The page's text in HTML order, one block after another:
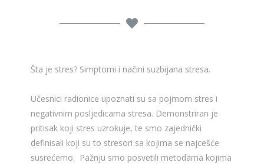
Šta je stres? Simptomi i načini suzbijana stresa.
Učesnici radionice upoznati su sa pojmom stres i
negativnim posljedicama stresa. Demonstriran je
pritisak koji stres uzrokuje, te smo zajednički
definisali koji su to stresori sa kojima se najcešće
susrećemo. Pažnju smo posvetili metodama kojima